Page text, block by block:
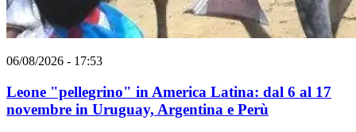
06/08/2026 - 17:53
Leone "pellegrino" in America Latina: dal 6 al 17
novembre in Uruguay, Argentina e Perù